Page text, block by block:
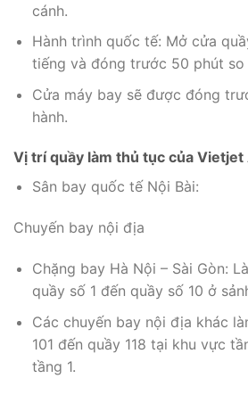
cánh.
Hành trình quốc tế: Mở cửa
tiếng và đóng trước 50 phút so
Cửa máy bay sẽ được đóng
hành.
Vị trí quầy làm thủ tục của Vietjet
Sân bay quốc tế Nội Bài:
Chuyến bay nội địa
Chặng bay Hà Nội – Sài Gòn:
quầy số 1 đến quầy số 10 ở
Các chuyến bay nội địa khác
101 đến quầy 118 tại khu vực
tầng 1.